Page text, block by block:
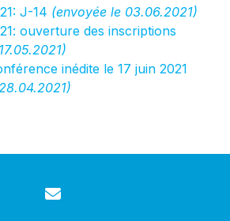
J-14 (envoyée le 03.06.2021)
ouverture des inscriptions
inédite le 17 juin 2021